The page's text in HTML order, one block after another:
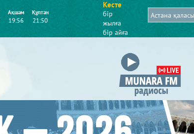
Ақшам
19:56
Құптан
21:50
Кесте
бір
жылға
бір айға